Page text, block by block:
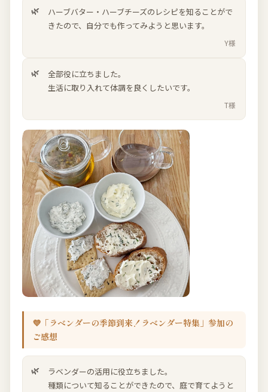
ハーブバター・ハーブチーズのレシピを知ることがで
きたので、自分でも作ってみようと思います。
Y様
全部役に立ちました。
生活に取り入れて体調を良くしたいです。
T様
💜「ラベンダーの季節到来！ラベンダー特集」参加の
ご感想
ラベンダーの活用に役立ちました。
種類について知ることができたので、庭で育てようと